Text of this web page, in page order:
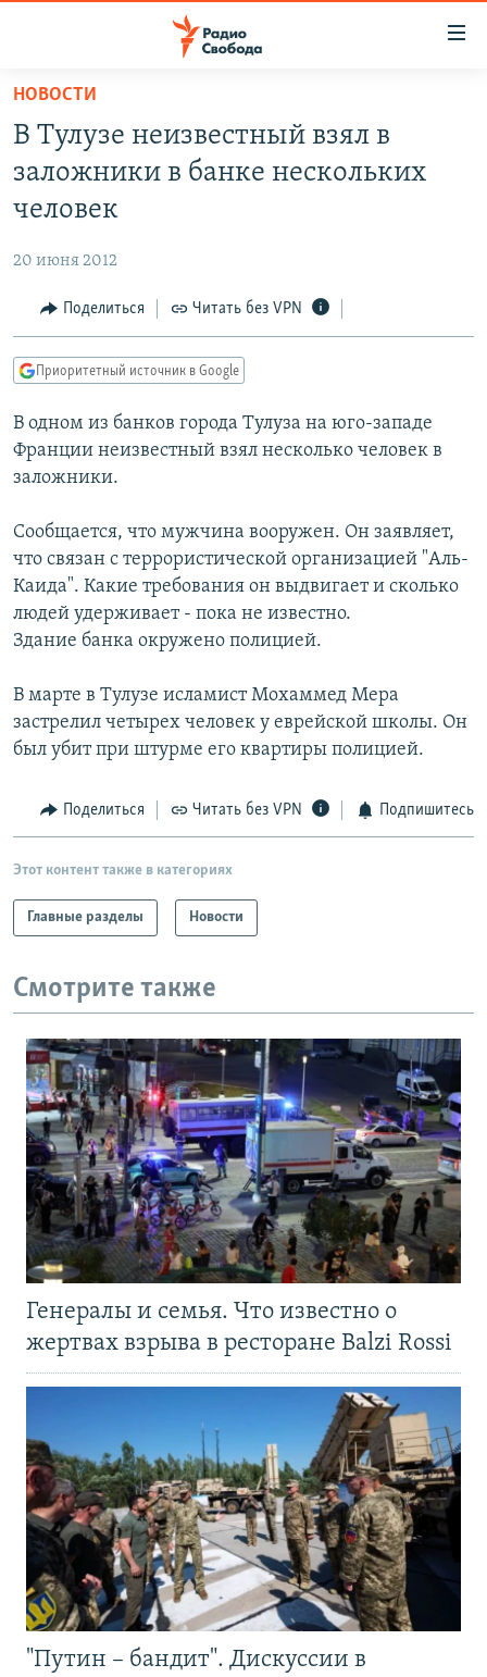
упрощенного
доступа
основному
Вернутся
Вернутся
поиску
ПОДКАСТЫ
МНЕНИЯ
КУЛЬТУРА
КАВКАЗ.РЕАЛИИ
СЕВЕР.РЕАЛИИ
СИБИРЬ.РЕАЛИИ
ПОДПИШИТЕСЬ НА РАССЫЛКУ
СОЦИАЛЬНЫЕ СЕТИ
Все сайты РСЕ/РС
НОВОСТИ
В Тулузе неизвестный взял в
заложники в банке нескольких
человек
20 июня 2012
Поделиться Читать без VPN
Приоритетный источник в Google
В одном из банков города Тулуза на юго-западе
Франции неизвестный взял несколько человек в
заложники.
Сообщается, что мужчина вооружен. Он заявляет,
что связан с террористической организацией "Аль-
Каида". Какие требования он выдвигает и сколько
людей удерживает - пока не известно.
Здание банка окружено полицией.
В марте в Тулузе исламист Мохаммед Мера
застрелил четырех человек у еврейской школы. Он
был убит при штурме его квартиры полицией.
Поделиться Читать без VPN Подпишитесь
Этот контент также в категориях
Главные разделы Новости
Смотрите также
Генералы и семья. Что известно о
жертвах взрыва в ресторане Balzi Rossi
"Путин – бандит". Дискуссии в